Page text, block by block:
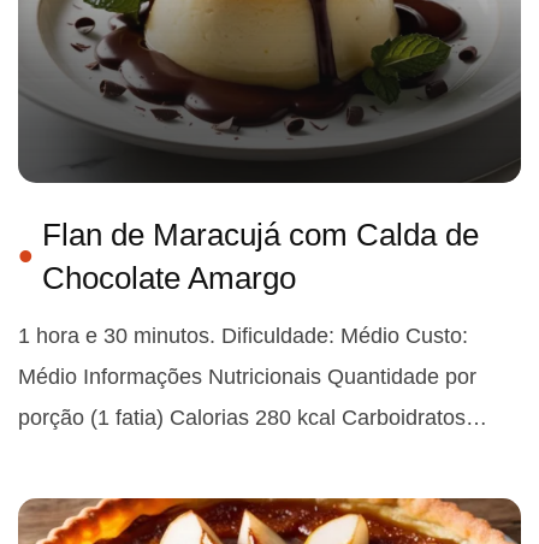
Flan de Maracujá com Calda de
Chocolate Amargo
1 hora e 30 minutos. Dificuldade: Médio Custo:
Médio Informações Nutricionais Quantidade por
porção (1 fatia) Calorias 280 kcal Carboidratos…